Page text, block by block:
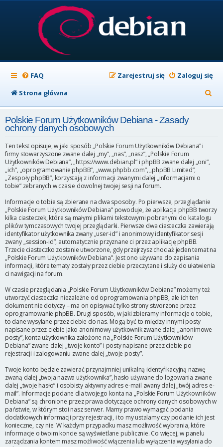
FAQ Zaloguj się
Zarejestruj się
Strona główna
z
k
Polskie Forum Użytkowników Debiana - Zasady
ochrony danych osobowych
Ten tekst opisuje, w jaki sposób „Polskie Forum Użytkowników Debiana” i
firmy stowarzyszone zwane dalej „my”, „nas”, „nasz”, „Polskie Forum
Użytkowników Debiana”, „https://www.debian.pl” i phpBB zwane dalej „oni”,
„ich”, „oprogramowanie phpBB”, „www.phpbb.com”, „phpBB Limited”,
„Zespoły phpBB”, korzystają z informacji zwanymi dalej „informacjami o
tobie” zebranych w czasie dowolnej twojej sesji na forum.
Informacje o tobie są zbierane na dwa sposoby. Po pierwsze, przeglądanie
„Polskie Forum Użytkowników Debiana” powoduje, że aplikacja phpBB tworzy
kilka ciasteczek, które są małymi plikami tekstowymi pobranymi do katalogu
plików tymczasowych twojej przeglądarki. Pierwsze dwa ciasteczka zawierają
identyfikator użytkownika zwany „user-id” i anonimowy identyfikator sesji
zwany „session-id”, automatycznie przyznane ci przez aplikację phpBB.
Trzecie ciasteczko zostanie utworzone, gdy przejrzysz chociaż jeden temat na
„Polskie Forum Użytkowników Debiana”. Jest ono używane do zapisania
informacji, które tematy zostały przez ciebie przeczytane i służy do ułatwienia
ci nawigacji na forum.
W czasie przeglądania „Polskie Forum Użytkowników Debiana” możemy też
utworzyć ciasteczka niezależne od oprogramowania phpBB, ale ich ten
dokument nie dotyczy – ma on opisywać tylko strony stworzone przez
oprogramowanie phpBB. Drugi sposób, w jaki zbieramy informacje o tobie,
to dane wysyłane przez ciebie do nas. Mogą być to między innymi posty
napisane przez ciebie jako anonimowy użytkownik zwane dalej „anonimowe
posty”, konta użytkownika założone na „Polskie Forum Użytkowników
Debiana” zwane dalej „twoje konto” i posty napisane przez ciebie po
rejestracji i zalogowaniu zwane dalej „twoje posty”.
Twoje konto będzie zawierać przynajmniej unikalną identyfikacyjną nazwę
zwaną dalej „twoja nazwa użytkownika”, hasło używane do logowania zwane
dalej „twoje hasło” i osobisty aktywny adres e-mail zwany dalej „twój adres e-
mail”. Informacje podane dla twojego konta na „Polskie Forum Użytkowników
Debiana” są chronione przez prawa dotyczące ochrony danych osobowych w
państwie, w którym stoi nasz serwer. Mamy prawo wymagać podania
dodatkowych informacji przy rejestracji, i to my ustalamy czy podanie ich jest
konieczne, czy nie. W każdym przypadku masz możliwość wybrania, które
informacje o twoim koncie są wyświetlane publicznie. Co więcej, w panelu
zarządzania kontem masz możliwość włączenia lub wyłączenia wysyłania do